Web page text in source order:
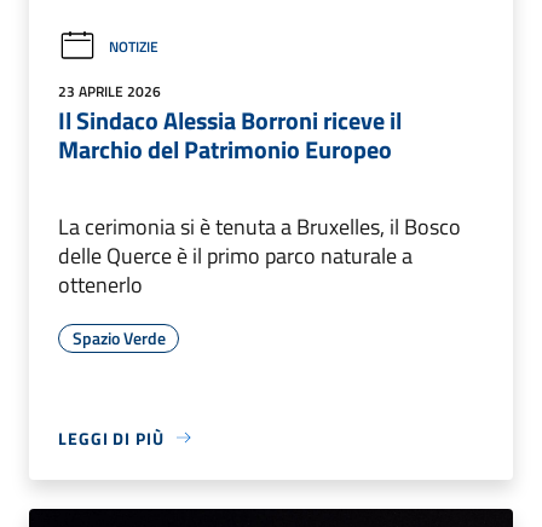
NOTIZIE
23 APRILE 2026
Il Sindaco Alessia Borroni riceve il
Marchio del Patrimonio Europeo
La cerimonia si è tenuta a Bruxelles, il Bosco
delle Querce è il primo parco naturale a
ottenerlo
Spazio Verde
LEGGI DI PIÙ